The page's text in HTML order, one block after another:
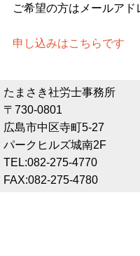
ご希望の方はメールア
申し込みはこちらです
たまさき社労士事務所
〒730-0801
広島市中区寺町5-27
パークヒルズ城南2F
TEL:082-275-4770
FAX:082-275-4780